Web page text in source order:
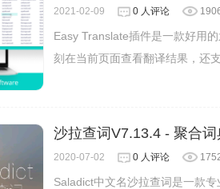
2021-02-09 0 人评论
Easy Translate插件是一款好用
刻在当前页面查看翻译结果，还
沙拉查词V7.13.4 - 聚合
2020-07-02 0 人评论
Saladict中文名沙拉查词是一款专